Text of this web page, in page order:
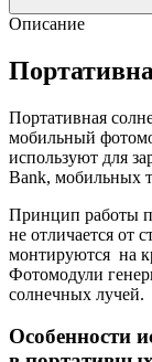
Описание
Портативная
мобильный
используют для
Bank, мобильных
Принцип работы
не отличается от
монтируются на
Фотомодули
солнечных лучей.
Особенности